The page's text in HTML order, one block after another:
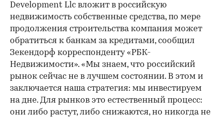
Development Llc вложит в российскую
недвижимость собственные средства, по мере
продолжения строительства компания может
обратиться к банкам за кредитами, сообщил
Зекендорф корреспонденту «РБК-
Недвижимости». «Мы знаем, что российский
рынок сейчас не в лучшем состоянии. В этом и
заключается наша стратегия: мы инвестируем
на дне. Для рынков это естественный процесс:
они либо растут, либо снижаются, но никогда не